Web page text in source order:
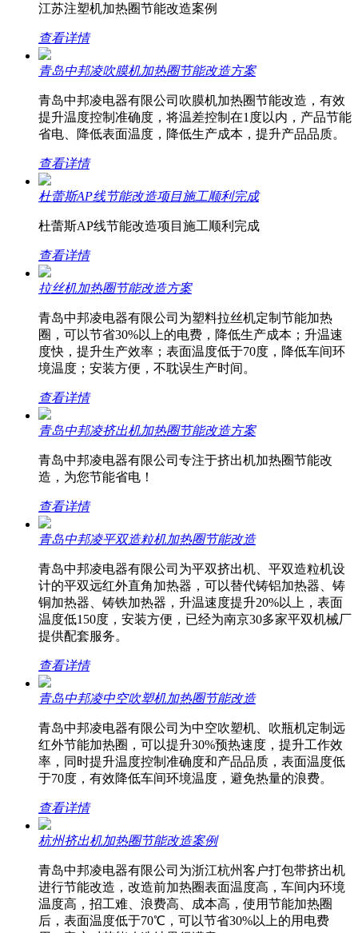
江苏注塑机加热圈节能改造案例
查看详情
青岛中邦凌吹膜机加热圈节能改造方案
青岛中邦凌电器有限公司吹膜机加热圈节能改造，有效
提升温度控制准确度，将温差控制在1度以内，产品节能
省电、降低表面温度，降低生产成本，提升产品品质。
查看详情
杜蕾斯AP线节能改造项目施工顺利完成
杜蕾斯AP线节能改造项目施工顺利完成
查看详情
拉丝机加热圈节能改造方案
青岛中邦凌电器有限公司为塑料拉丝机定制节能加热
圈，可以节省30%以上的电费，降低生产成本；升温速
度快，提升生产效率；表面温度低于70度，降低车间环
境温度；安装方便，不耽误生产时间。
查看详情
青岛中邦凌挤出机加热圈节能改造方案
青岛中邦凌电器有限公司专注于挤出机加热圈节能改
造，为您节能省电！
查看详情
青岛中邦凌平双造粒机加热圈节能改造
青岛中邦凌电器有限公司为平双挤出机、平双造粒机设
计的平双远红外直角加热器，可以替代铸铝加热器、铸
铜加热器、铸铁加热器，升温速度提升20%以上，表面
温度低150度，安装方便，已经为南京30多家平双机械厂
提供配套服务。
查看详情
青岛中邦凌中空吹塑机加热圈节能改造
青岛中邦凌电器有限公司为中空吹塑机、吹瓶机定制远
红外节能加热圈，可以提升30%预热速度，提升工作效
率，同时提升温度控制准确度和产品品质，表面温度低
于70度，有效降低车间环境温度，避免热量的浪费。
查看详情
杭州挤出机加热圈节能改造案例
青岛中邦凌电器有限公司为浙江杭州客户打包带挤出机
进行节能改造，改造前加热圈表面温度高，车间内环境
温度高，招工难、浪费高、成本高，使用节能加热圈
后，表面温度低于70℃，可以节省30%以上的用电费